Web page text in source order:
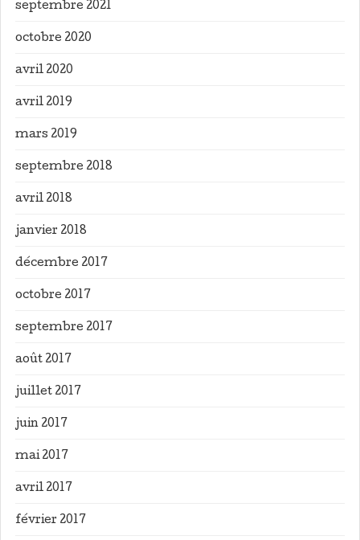
septembre 2021
octobre 2020
avril 2020
avril 2019
mars 2019
septembre 2018
avril 2018
janvier 2018
décembre 2017
octobre 2017
septembre 2017
août 2017
juillet 2017
juin 2017
mai 2017
avril 2017
février 2017